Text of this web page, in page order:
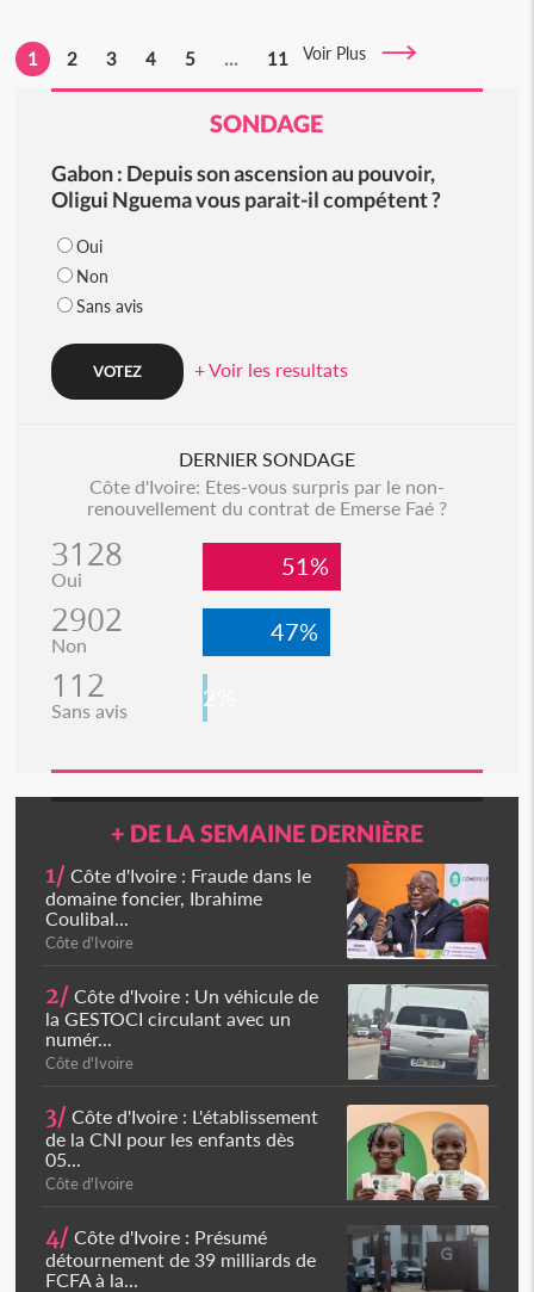
1 2 3 4 5 ... 11 Voir Plus
SONDAGE
Gabon : Depuis son ascension au pouvoir,
Oligui Nguema vous parait-il compétent ?
Oui
Non
Sans avis
+ Voir les resultats
DERNIER SONDAGE
Côte d'Ivoire: Etes-vous surpris par le non-
renouvellement du contrat de Emerse Faé ?
3128
Oui 51%
2902
Non 47%
112
Sans avis 2%
+ DE LA SEMAINE DERNIÈRE
1/ Côte d'Ivoire : Fraude dans le
domaine foncier, Ibrahime
Coulibal...
Côte d'Ivoire
2/ Côte d'Ivoire : Un véhicule de
la GESTOCI circulant avec un
numér...
Côte d'Ivoire
3/ Côte d'Ivoire : L'établissement
de la CNI pour les enfants dès
05...
Côte d'Ivoire
4/ Côte d'Ivoire : Présumé
détournement de 39 milliards de
FCFA à la...